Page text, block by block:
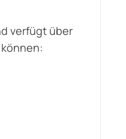
verfügt über